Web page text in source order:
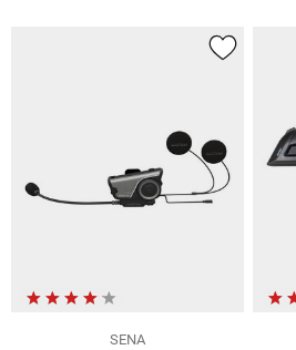
SENA